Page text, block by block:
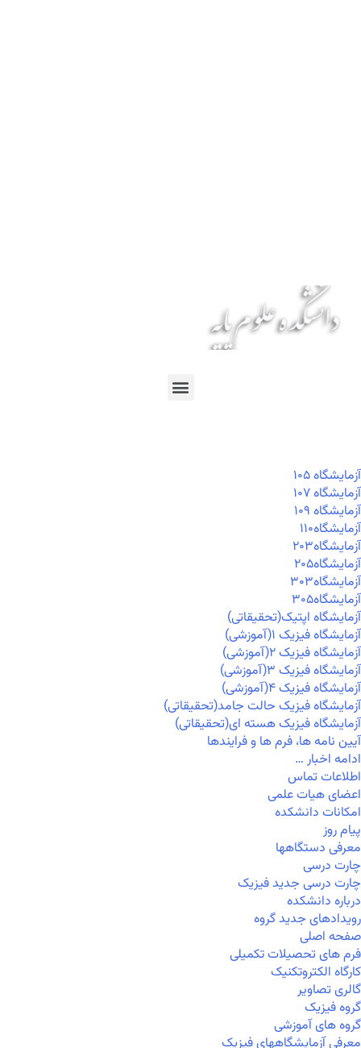
آزمايشگاه ۱۰۵
آزمايشگاه ۱۰۷
آزمايشگاه ۱۰۹
آزمايشگاه۱۱۰
آزمايشگاه۲۰۳
آزمايشگاه۲۰۵
آزمايشگاه۳۰۳
آزمايشگاه۳۰۵
آزمایشگاه اپتیک(تحقیقاتی)
آزمایشگاه فیزیک ۱(آموزشی)
آزمایشگاه فیزیک ۲(آموزشی)
آزمایشگاه فیزیک ۳(آموزشی)
آزمایشگاه فیزیک ۴(آموزشی)
آزمایشگاه فیزیک حالت جامد(تحقیقاتی)
آزمایشگاه فیزیک هسته ای(تحقیقاتی)
آیین نامه ها، فرم ها و فرایندها
ادامه اخبار …
اطلاعات تماس
اعضای هیات علمی
امکانات دانشکده
پیام روز
معرفی دستگاهها
چارت درسی
چارت درسی جدید فیزیک
درباره دانشکده
رویدادهای جدید گروه
صفحه اصلی
فرم های تحصیلات تکمیلی
کارگاه الکتروتکنیک
گالری تصاویر
گروه فیزیک
گروه های آموزشی
معرفی آزمایشگاههای فیزیک